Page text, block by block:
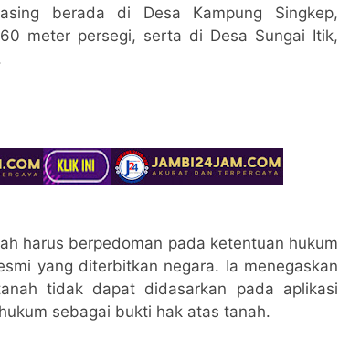
berada di Desa Kampung Singkep,
meter persegi, serta di Desa Sungai Itik,
harus berpedoman pada ketentuan hukum
yang diterbitkan negara. Ia menegaskan
tidak dapat didasarkan pada aplikasi
sebagai bukti hak atas tanah.